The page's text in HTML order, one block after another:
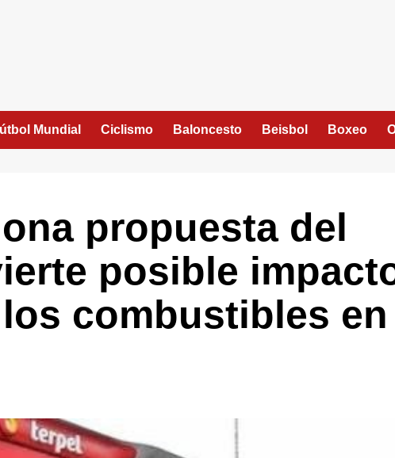
Mundial Ciclismo Baloncesto Beisbol Boxeo
propuesta del
posible
combustibles en